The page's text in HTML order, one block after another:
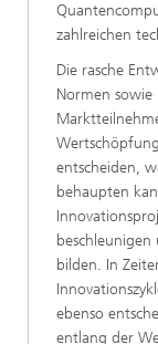
zahlreichen
Die rasche
Normen
entscheiden,
behaupten
bilden. In
ebenso
entlang der